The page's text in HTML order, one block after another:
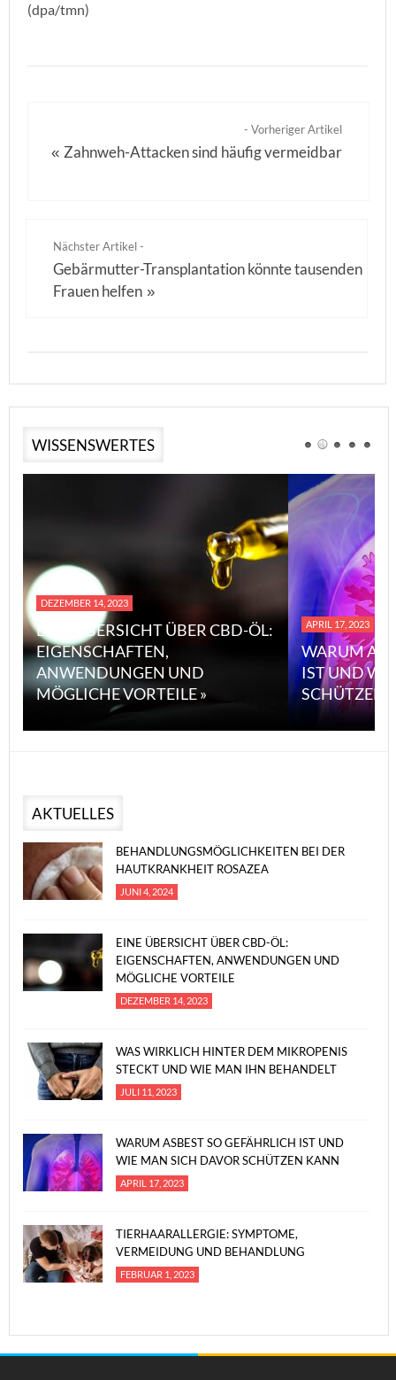
(dpa/tmn)
- Vorheriger Artikel
«Zahnweh-Attacken sind häufig vermeidbar
Nächster Artikel -
Gebärmutter-Transplantation könnte tausenden
Frauen helfen »
WISSENSWERTES
DEZEMBER 14, 2023
EINE ÜBERSICHT ÜBER CBD-ÖL:
EIGENSCHAFTEN,
ANWENDUNGEN UND
MÖGLICHE VORTEILE »
APRIL 17, 2023
WARUM
IST UND
SCHÜTZEN
AKTUELLES
BEHANDLUNGSMÖGLICHKEITEN BEI DER
HAUTKRANKHEIT ROSAZEA
JUNI 4, 2024
EINE ÜBERSICHT ÜBER CBD-ÖL:
EIGENSCHAFTEN, ANWENDUNGEN UND
MÖGLICHE VORTEILE
DEZEMBER 14, 2023
WAS WIRKLICH HINTER DEM MIKROPENIS
STECKT UND WIE MAN IHN BEHANDELT
JULI 11, 2023
WARUM ASBEST SO GEFÄHRLICH IST UND
WIE MAN SICH DAVOR SCHÜTZEN KANN
APRIL 17, 2023
TIERHAARALLERGIE: SYMPTOME,
VERMEIDUNG UND BEHANDLUNG
FEBRUAR 1, 2023